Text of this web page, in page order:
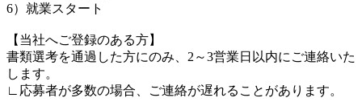
6）就業スタート
【当社へご登録のある方】
書類選考を通過した方にのみ、2～3営業日以内にご連絡いた
します。
∟応募者が多数の場合、ご連絡が遅れることがあります。